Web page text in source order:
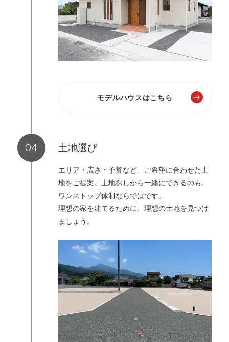
モデルハウスはこちら
土地選び
エリア・広さ・予算など、ご希望に合わせた土
地をご提案。土地探しから一緒にできるのも、
ワンストップ体制ならではです。
理想の家を建てるために、理想の土地を見つけ
ましょう。